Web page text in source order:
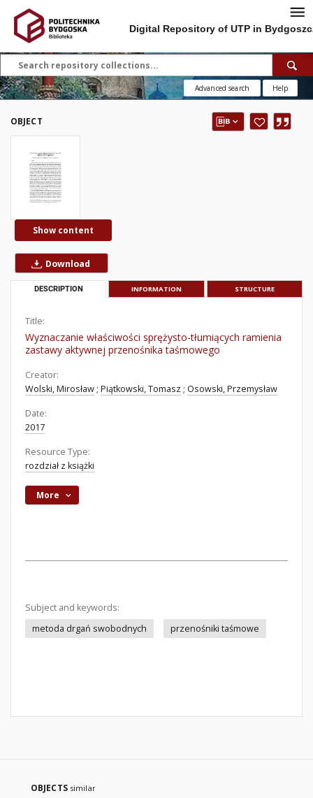
Digital Repository of UTP in
Advanced search Help
OBJECT
Show content
Download
DESCRIPTION INFORMATION STRUCTURE
Title:
Wyznaczanie właściwości sprężysto-tłumiących ramienia
zastawy aktywnej przenośnika taśmowego
Creator:
Wolski, Mirosław ; Piątkowski, Tomasz ; Osowski, Przemysław
Date:
2017
Resource Type:
rozdział z książki
More
Subject and keywords:
metoda drgań swobodnych
przenośniki taśmowe
OBJECTS similar